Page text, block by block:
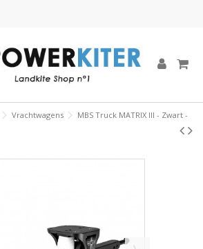
Vrachtwagens
MBS Truck MATRIX III - Zwart -